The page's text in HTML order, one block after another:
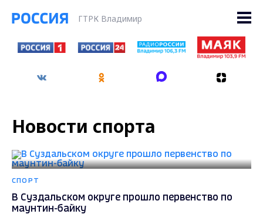
ГТРК Владимир
Новости спорта
СПОРТ
В Суздальском округе прошло первенство по
маунтин-байку